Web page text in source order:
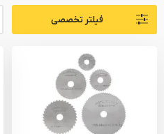
PRODUCTS FILTERفیلتر تخصصی